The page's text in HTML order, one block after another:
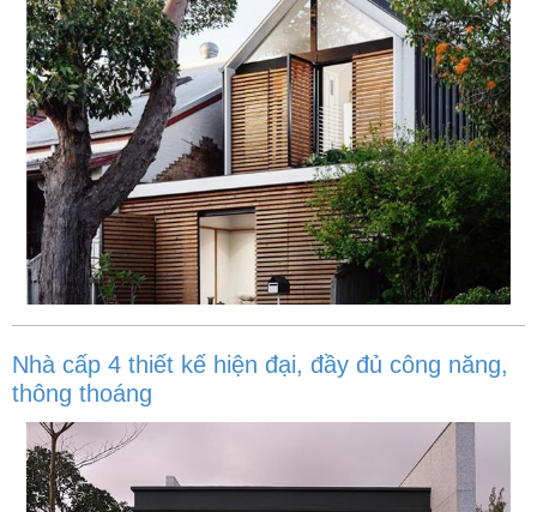
Nhà cấp 4 thiết kế hiện đại, đầy đủ công năng,
thông thoáng